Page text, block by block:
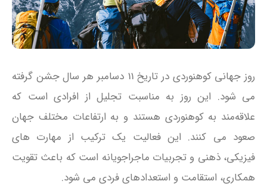
روز جهانی کوهنوردی در تاریخ 11 دسامبر هر سال جشن گرفته
می‌ شود. این روز به مناسبت تجلیل از افرادی است که
علاقه‌مند به کوهنوردی هستند و به ارتفاعات مختلف جهان
صعود می‌ کنند. این فعالیت یک ترکیب از مهارت‌ های
فیزیکی، ذهنی و تجربیات ماجراجویانه است که باعث تقویت
همکاری، استقامت و استعدادهای فردی می‌ شود.